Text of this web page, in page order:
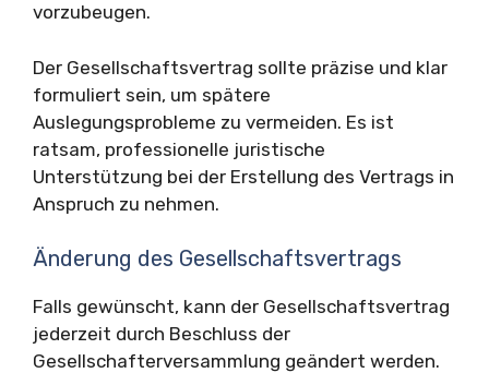
vorzubeugen.
Der Gesellschaftsvertrag sollte präzise und klar
formuliert sein, um spätere
Auslegungsprobleme zu vermeiden. Es ist
ratsam, professionelle juristische
Unterstützung bei der Erstellung des Vertrags in
Anspruch zu nehmen.
Änderung des Gesellschaftsvertrags
Falls gewünscht, kann der Gesellschaftsvertrag
jederzeit durch Beschluss der
Gesellschafterversammlung geändert werden.